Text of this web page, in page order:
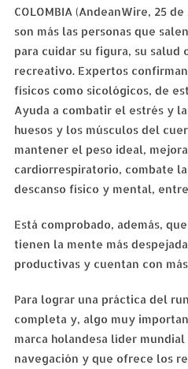
COLOMBIA (AndeanWire, 25
son más las personas que
para cuidar su figura, su salud
recreativo. Expertos
físicos como sicológicos, de
Ayuda a combatir el estrés y
huesos y los músculos del
mantener el peso ideal,
cardiorrespiratorio, combate
descanso físico y mental,
Está comprobado, además,
tienen la mente más
productivas y cuentan con
Para lograr una práctica del
completa y, algo muy
marca holandesa líder
navegación y que ofrece los